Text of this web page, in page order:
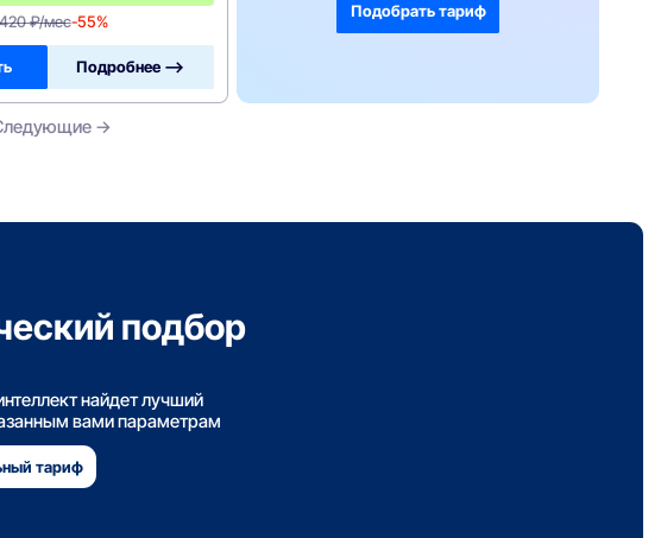
₽/мес-55%
Подробнее —>
Подобрать тариф
→
подбор
найдет лучший
вами параметрам
тариф